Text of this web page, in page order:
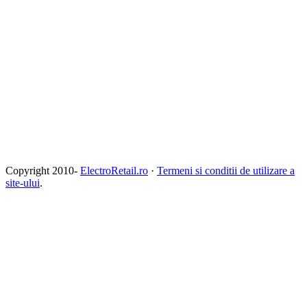
Copyright 2010- ElectroRetail.ro · Termeni si conditii de utilizare a
site-ului.